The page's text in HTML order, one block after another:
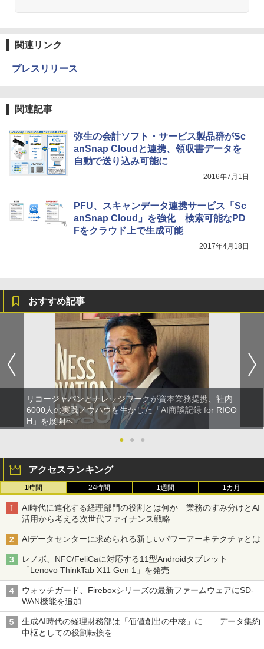
関連リンク
プレスリリース
関連記事
弥生の会計ソフト・サービス製品群がSc
anSnap Cloudと連携、領収書データを
自動で送り込み可能に
2016年7月1日
PFU、スキャンデータ連携サービス「Sc
anSnap Cloud」を強化 検索可能なPD
Fをクラウド上で生成可能
2017年4月18日
おすすめ記事
リコージャパンとナレッジワークが資本業務提携、社内
6000人の実践ノウハウを生かした「AI商談記録 for RICO
H」を展開へ
●
● ●
アクセスランキング
1時間 24時間 1週間 1カ月
AI時代に進化する経理部門の役割とは何か 業務のすみ分けとAI
活用から考える次世代ファイナンス戦略
AIデータセンターに求められる新しいパワーアーキテクチャとは
レノボ、NFC/FeliCaに対応する11型Androidタブレット
「Lenovo ThinkTab X11 Gen 1」を発売
ウォッチガード、Fireboxシリーズの最新ファームウェアにSD-
WAN機能を追加
生成AI時代の経理財務部は「価値創出の中核」に――データ集約
中枢としての役割転換を